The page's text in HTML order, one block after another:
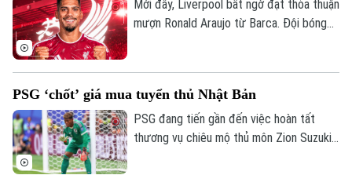
Golf
Sao
Điện ảnh
Thời trang
Âm nhạc
Mới đây, Liverpool bất ngờ đạt thỏa thuận
mượn Ronald Araujo từ Barca. Đội bóng
PSG ‘chốt’ giá mua tuyển thủ Nhật Bản
PSG đang tiến gần đến việc hoàn tất
thương vụ chiêu mộ thủ môn Zion Suzuki